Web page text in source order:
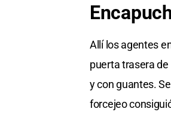
Allí los agentes
puerta trasera
y con guantes.
forcejeo